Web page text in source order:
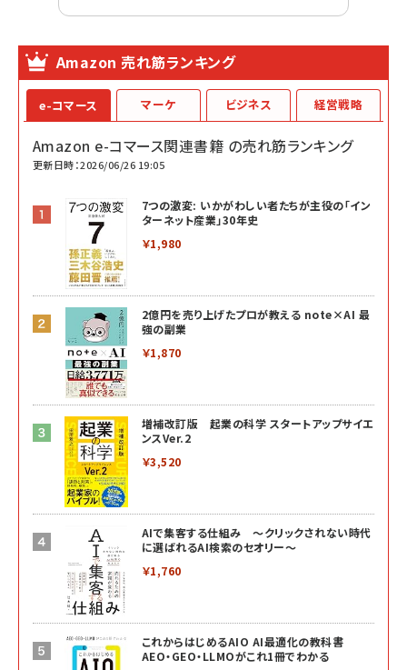
Amazon 売れ筋ランキング
e-コマース
Amazon e-コマース関連書籍 の売れ筋ランキング
更新日時：2026/06/26 19:05
7つの激変: いかがわしい者たちが主役の「イン
ターネット産業」30年史
￥1,980
2億円を売り上げたプロが教える note×AI 最
強の副業
￥1,870
増補改訂版 起業の科学 スタートアップサイエ
ンスVer.2
￥3,520
AIで集客する仕組み ～クリックされない時代
に選ばれるAI検索のセオリー～
￥1,760
これからはじめるAIO AI最適化の教科書
AEO・GEO・LLMOがこれ1冊でわかる
マーケ ビジネス 経営戦略